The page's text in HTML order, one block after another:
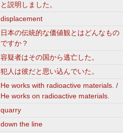
と説明しました。
displacement
日本の伝統的な価値観とはどんなもの
ですか？
容疑者はその国から逃亡した。
犯人は彼だと思い込んでいた。
He works with radioactive materials. /
He works on radioactive materials.
quarry
down the line